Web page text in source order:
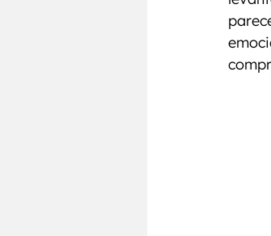
Testosterona